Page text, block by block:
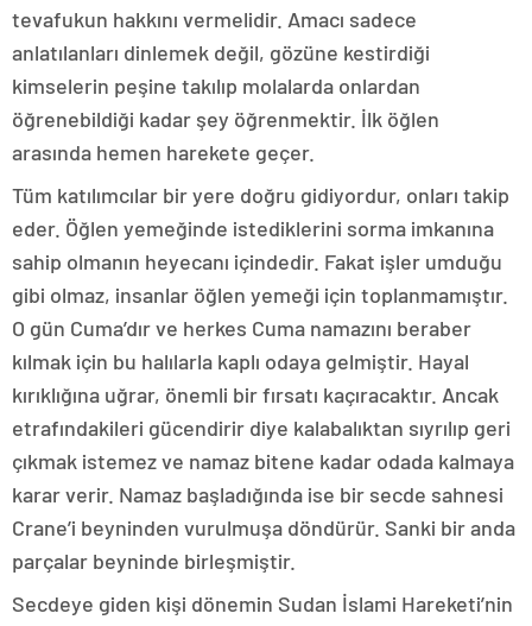
tevafukun hakkını vermelidir. Amacı sadece
anlatılanları dinlemek değil, gözüne kestirdiği
kimselerin peşine takılıp molalarda onlardan
öğrenebildiği kadar şey öğrenmektir. İlk öğlen
arasında hemen harekete geçer.
Tüm katılımcılar bir yere doğru gidiyordur, onları takip
eder. Öğlen yemeğinde istediklerini sorma imkanına
sahip olmanın heyecanı içindedir. Fakat işler umduğu
gibi olmaz, insanlar öğlen yemeği için toplanmamıştır.
O gün Cuma’dır ve herkes Cuma namazını beraber
kılmak için bu halılarla kaplı odaya gelmiştir. Hayal
kırıklığına uğrar, önemli bir fırsatı kaçıracaktır. Ancak
etrafındakileri gücendirir diye kalabalıktan sıyrılıp geri
çıkmak istemez ve namaz bitene kadar odada kalmaya
karar verir. Namaz başladığında ise bir secde sahnesi
Crane’i beyninden vurulmuşa döndürür. Sanki bir anda
parçalar beyninde birleşmiştir.
Secdeye giden kişi dönemin Sudan İslami Hareketi’nin